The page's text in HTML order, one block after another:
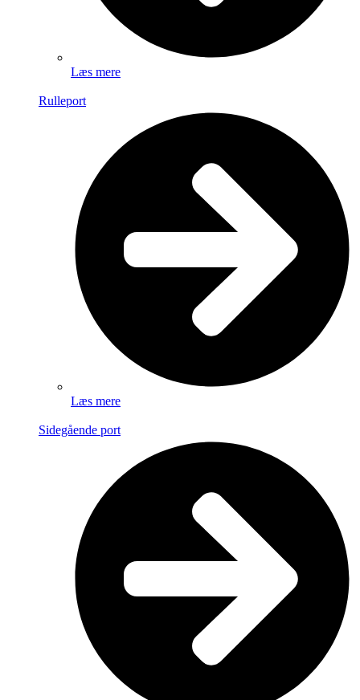
Læs mere
Rulleport
Læs mere
Sidegående port